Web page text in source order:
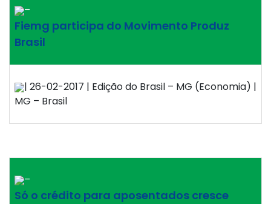
–
Fiemg participa do Movimento Produz
Brasil
| 26-02-2017 | Edição do Brasil – MG (Economia) |
MG – Brasil
–
Só o crédito para aposentados cresce